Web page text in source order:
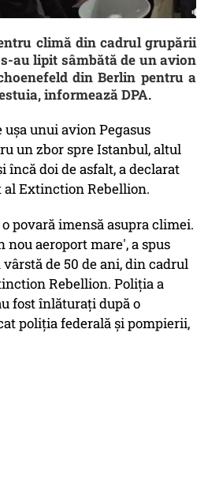
climă din cadrul grupării
au lipit sâmbătă de un avion
din Berlin pentru a
informează DPA.
unui avion Pegasus
un zbor spre Istanbul, altul
încă doi de asfalt, a declarat
Extinction Rebellion.
povară imensă asupra climei.
nou aeroport mare', a spus
de 50 de ani, din cadrul
Rebellion. Poliţia a
fost înlăturaţi după o
poliţia federală şi pompierii,